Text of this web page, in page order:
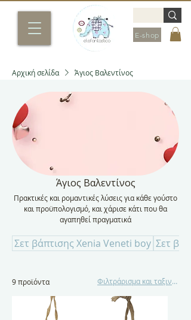
E-shop
Αρχική σελίδα Άγιος Βαλεντίνος
Άγιος Βαλεντίνος
Πρακτικές και ρομαντικές λύσεις για κάθε γούστο
και προϋπολογισμό, και χάρισε κάτι που θα
αγαπηθεί πραγματικά
Σετ βάπτισης Xenia Veneti boy Σετ
9 προϊόντα Φιλτράρισμα και ταξινόμηση